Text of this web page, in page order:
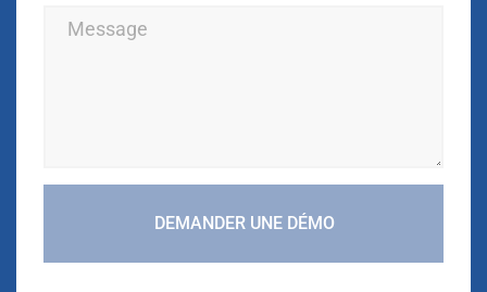
DEMANDER UNE DÉMO